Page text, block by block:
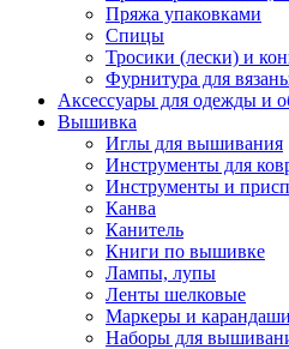
Пряжа упаковками
Спицы
Тросики (лески) и
Фурнитура для
Аксессуары для одежды и
Вышивка
Иглы для вышивания
Инструменты для
Инструменты и
Канва
Канитель
Книги по вышивке
Лампы, лупы
Ленты шелковые
Маркеры и
Наборы для